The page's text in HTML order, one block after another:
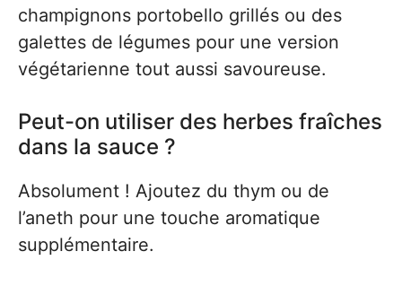
champignons portobello grillés ou des
galettes de légumes pour une version
végétarienne tout aussi savoureuse.
Peut-on utiliser des herbes fraîches
dans la sauce ?
Absolument ! Ajoutez du thym ou de
l’aneth pour une touche aromatique
supplémentaire.